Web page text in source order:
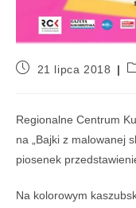
21 lipca 2018
Regionalne Centrum
na „Bajki z malowanej
piosenek
Na kolorowym